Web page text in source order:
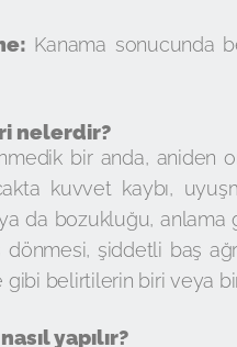
Kanama sonucunda
nelerdir?
bir anda, aniden
kuvvet kaybı,
da bozukluğu,
şiddetli baş
belirtilerin biri veya
yapılır?